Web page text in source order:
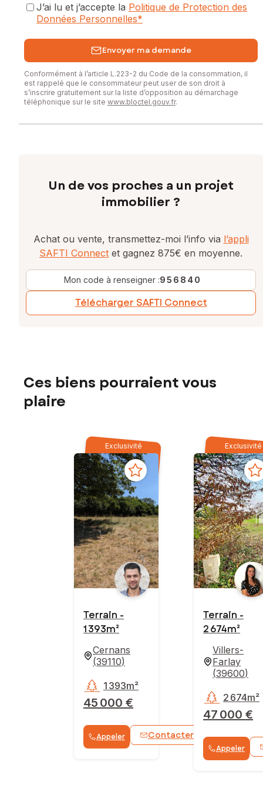
Prix de vente : 44 000 €
Honoraires charge vendeur
Contactez votre conseiller SAFTI : Sylvain MANQUILLET,
Tél. : 06 15 11 31 50, E-mail : sylvain.manquillet@safti.fr - EI -
Agent commercial immatriculé au RSAC de Lons-le-Saunier
sous le numéro 791 621 279
J’ai lu et j’accepte la Politique de Protection des
Données Personnelles*
Envoyer ma demande
Conformément à l’article L.223-2 du Code de la consommation, il
est rappelé que le consommateur peut user de son droit à
s’inscrire gratuitement sur la liste d’opposition au démarchage
téléphonique sur le site www.bloctel.gouv.fr.
Un de vos proches a un projet
immobilier ?
Achat ou vente, transmettez-moi l’info via l’appli
SAFTI Connect et gagnez 875€ en moyenne.
Mon code à renseigner :956840
Télécharger SAFTI Connect
Ces biens pourraient vous
plaire
Exclusivité
Terrain -
1 393m²
Cernans
(39110)
45 000 €
1 393m²
Appeler Contacter WhatsApp
Exclusivité
Terrain -
2 674m²
Villers-
Farlay
(39600)
47 000 €
2 674m²
Appeler